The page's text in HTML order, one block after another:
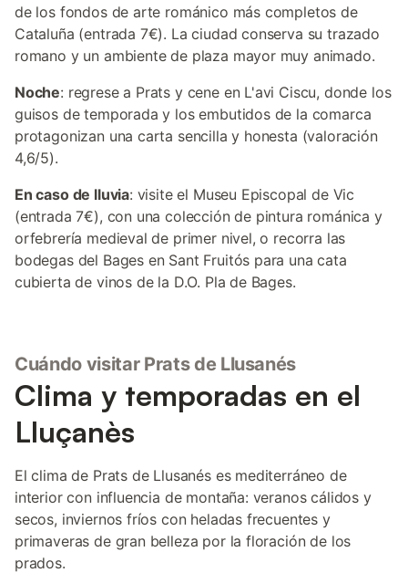
de los fondos de arte románico más completos de
Cataluña (entrada 7€). La ciudad conserva su trazado
romano y un ambiente de plaza mayor muy animado.
Noche: regrese a Prats y cene en L'avi Ciscu, donde los
guisos de temporada y los embutidos de la comarca
protagonizan una carta sencilla y honesta (valoración
4,6/5).
En caso de lluvia: visite el Museu Episcopal de Vic
(entrada 7€), con una colección de pintura románica y
orfebrería medieval de primer nivel, o recorra las
bodegas del Bages en Sant Fruitós para una cata
cubierta de vinos de la D.O. Pla de Bages.
Cuándo visitar Prats de Llusanés
Clima y temporadas en el
Lluçanès
El clima de Prats de Llusanés es mediterráneo de
interior con influencia de montaña: veranos cálidos y
secos, inviernos fríos con heladas frecuentes y
primaveras de gran belleza por la floración de los
prados.